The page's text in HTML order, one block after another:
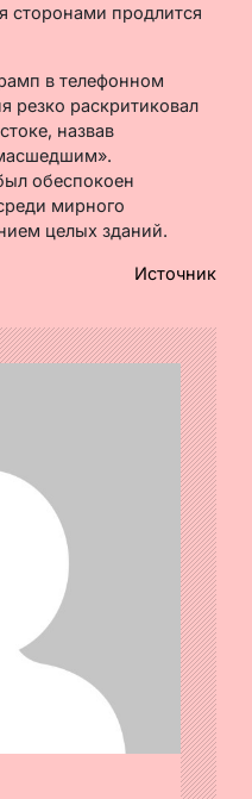
сторонами продлится
в телефонном
резко раскритиковал
назвав
обеспокоен
мирного
целых зданий.
Источник